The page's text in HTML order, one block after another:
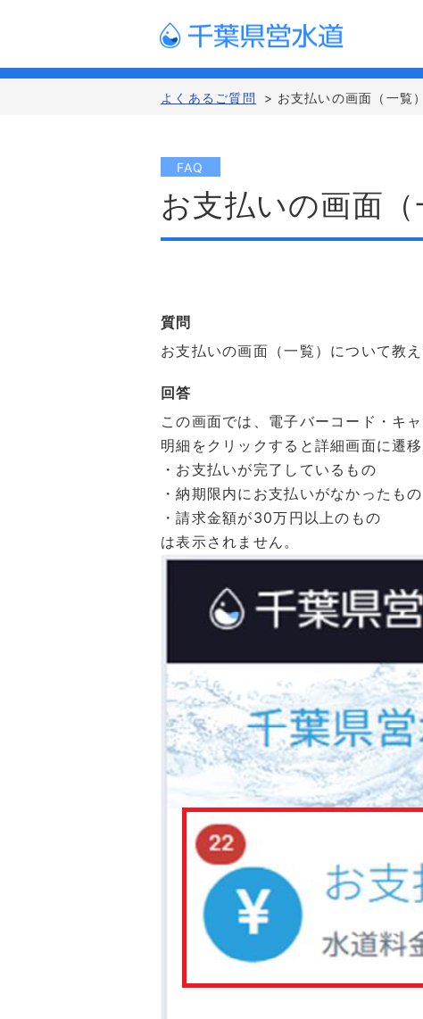
よくあるご質問 > お支払いの画面（一覧）
FAQ
お支払いの画面（
質問
お支払いの画面（一覧）について教
回答
この画面では、電子バーコード・キ
明細をクリックすると詳細画面に遷移
・お支払いが完了しているもの
・納期限内にお支払いがなかったもの
・請求金額が30万円以上のもの
は表示されません。